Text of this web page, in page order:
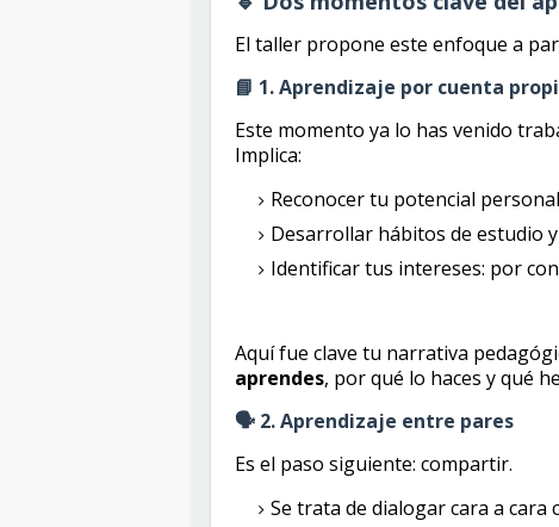
El taller propone este enfoque a
📘 1. Aprendizaje por cuenta
Este momento ya lo has venido
Implica:
Reconocer tu potencial
Desarrollar hábitos de estudio
Identificar tus intereses: por
Aquí fue clave tu narrativa
aprendes, por qué lo haces y qué
🗣️ 2. Aprendizaje entre pares
Es el paso siguiente: compartir.
Se trata de dialogar cara a cara